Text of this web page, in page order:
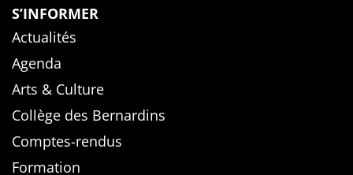
S’INFORMER
Actualités
Agenda
Arts & Culture
Collège des Bernardins
Comptes-rendus
Formation